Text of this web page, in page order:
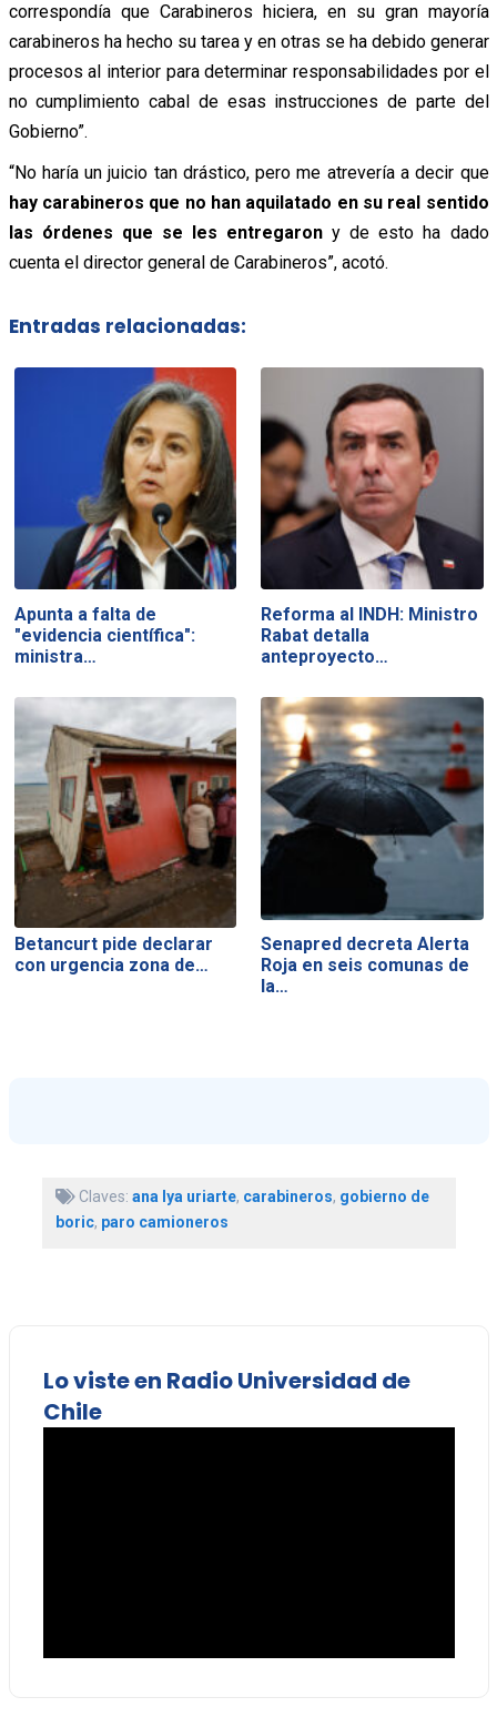
correspondía que Carabineros hiciera, en su gran mayoría
carabineros ha hecho su tarea y en otras se ha debido generar
procesos al interior para determinar responsabilidades por el
no cumplimiento cabal de esas instrucciones de parte del
Gobierno”.
“No haría un juicio tan drástico, pero me atrevería a decir que
hay carabineros que no han aquilatado en su real sentido
las órdenes que se les entregaron y de esto ha dado
cuenta el director general de Carabineros”, acotó.
Entradas relacionadas:
Apunta a falta de
"evidencia científica":
ministra…
Reforma al INDH: Ministro
Rabat detalla
anteproyecto…
Betancurt pide declarar
con urgencia zona de…
Senapred decreta Alerta
Roja en seis comunas de
la…
Claves: ana lya uriarte, carabineros, gobierno de
boric, paro camioneros
Lo viste en Radio Universidad de
Chile